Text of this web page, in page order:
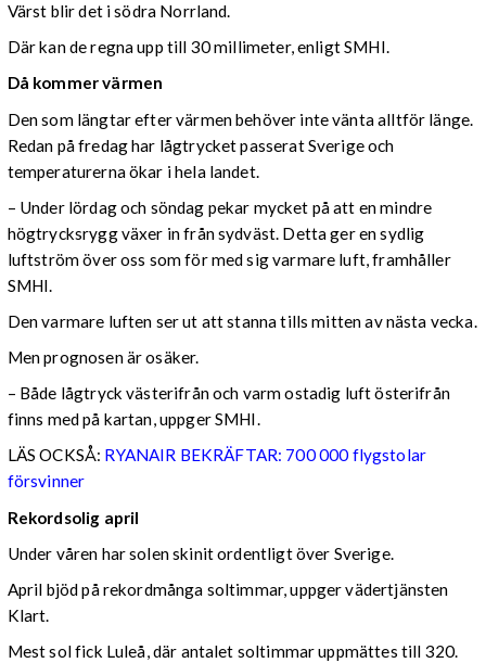
Värst blir det i södra Norrland.
Där kan de regna upp till 30 millimeter, enligt SMHI.
Då kommer värmen
Den som längtar efter värmen behöver inte vänta alltför länge.
Redan på fredag har lågtrycket passerat Sverige och
temperaturerna ökar i hela landet.
– Under lördag och söndag pekar mycket på att en mindre
högtrycksrygg växer in från sydväst. Detta ger en sydlig
luftström över oss som för med sig varmare luft, framhåller
SMHI.
Den varmare luften ser ut att stanna tills mitten av nästa vecka.
Men prognosen är osäker.
– Både lågtryck västerifrån och varm ostadig luft österifrån
finns med på kartan, uppger SMHI.
LÄS OCKSÅ: RYANAIR BEKRÄFTAR: 700 000 flygstolar
försvinner
Rekordsolig april
Under våren har solen skinit ordentligt över Sverige.
April bjöd på rekordmånga soltimmar, uppger vädertjänsten
Klart.
Mest sol fick Luleå, där antalet soltimmar uppmättes till 320.